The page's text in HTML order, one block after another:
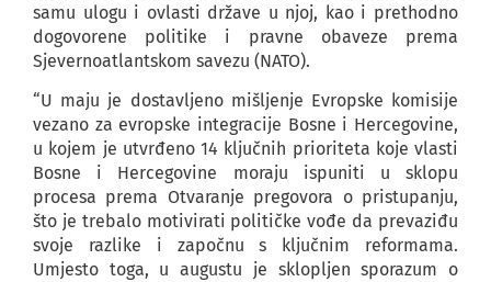
samu ulogu i ovlasti države u njoj, kao i prethodno
dogovorene politike i pravne obaveze prema
Sjevernoatlantskom savezu (NATO).
“U maju je dostavljeno mišljenje Evropske komisije
vezano za evropske integracije Bosne i Hercegovine,
u kojem je utvrđeno 14 ključnih prioriteta koje vlasti
Bosne i Hercegovine moraju ispuniti u sklopu
procesa prema Otvaranje pregovora o pristupanju,
što je trebalo motivirati političke vođe da prevaziđu
svoje razlike i započnu s ključnim reformama.
Umjesto toga, u augustu je sklopljen sporazum o